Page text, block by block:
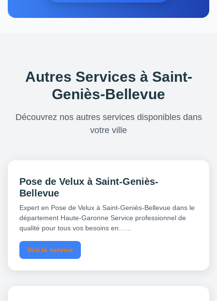
Autres Services à Saint-
Geniès-Bellevue
Découvrez nos autres services disponibles dans
votre ville
Pose de Velux à Saint-Geniès-
Bellevue
Expert en Pose de Velux à Saint-Geniès-Bellevue dans le
département Haute-Garonne Service professionnel de
qualité pour tous vos besoins en…...
Voir le service